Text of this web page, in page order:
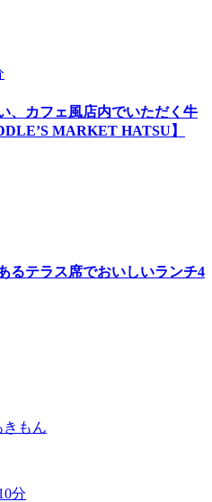
、カフェ風店内でいただく牛
MARKET HATSU】
るテラス席でおいしいランチ4
きもん
分